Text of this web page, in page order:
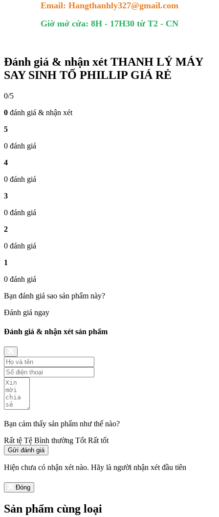
Email: Hangthanhly327@gmail.com
Giờ mở cửa: 8H - 17H30 từ T2 - CN
Đánh giá & nhận xét THANH LÝ MÁY
SAY SINH TỐ PHILLIP GIÁ RẺ
0/5
0 đánh giá & nhận xét
5
0 đánh giá
4
0 đánh giá
3
0 đánh giá
2
0 đánh giá
1
0 đánh giá
Bạn đánh giá sao sản phẩm này?
Đánh giá ngay
Đánh giá & nhận xét sản phẩm
Bạn cảm thấy sản phẩm như thế nào?
Rất tệ Tệ Bình thường Tốt Rất tốt
Gửi đánh giá
Hiện chưa có nhận xét nào. Hãy là người nhận xét đầu tiên
Đóng
Sản phẩm cùng loại